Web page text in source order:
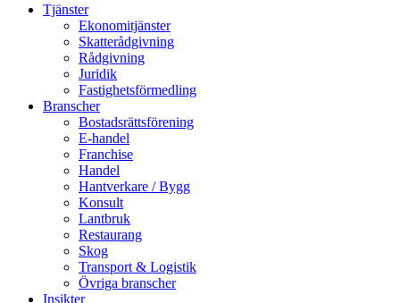
Tjänster
Ekonomitjänster
Skatterådgivning
Rådgivning
Juridik
Fastighetsförmedling
Branscher
Bostadsrättsförening
E-handel
Franchise
Handel
Hantverkare / Bygg
Konsult
Lantbruk
Restaurang
Skog
Transport & Logistik
Övriga branscher
Insikter